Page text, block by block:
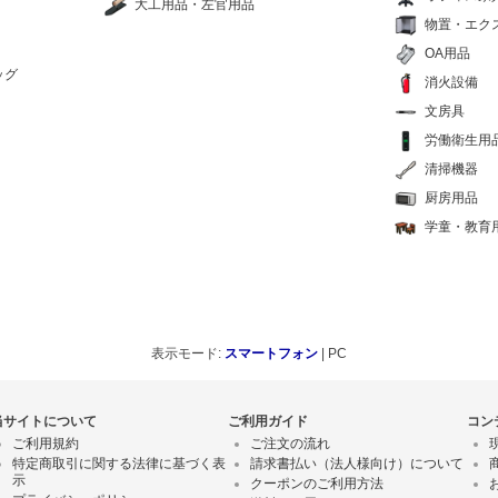
グ
大工用品・左官用品
物置・エク
OA用品
消火設備
文房具
労働衛生用
清掃機器
厨房用品
学童・教育
表示モード: スマートフォン | PC
サイトについて
ご利用規約
特定商取引に関する法律に基づく表
示
ご利用ガイド
ご注文の流れ
請求書払い（法人様向け）について
クーポンのご利用方法
コン